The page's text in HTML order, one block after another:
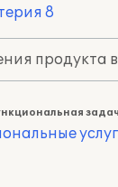
8
продукта